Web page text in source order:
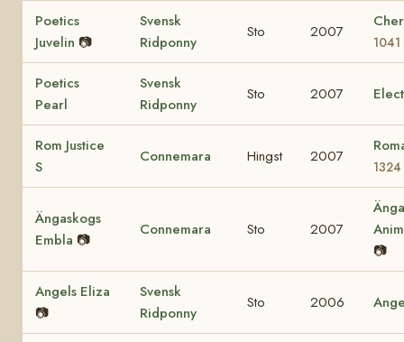
Poetics
Juvelin 📷
Svensk
Ridponny
Sto 2007
1041
Poetics
Pearl
Svensk
Ridponny
Sto 2007
Rom Justice
S
Connemara Hingst 2007
1324
Ängaskogs
Embla 📷
Connemara Sto 2007
📷
Angels Eliza
📷
Svensk
Ridponny
Sto 2006